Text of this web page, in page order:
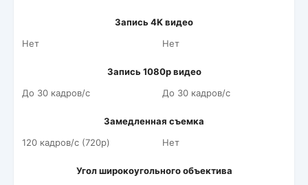
Запись 4K видео
Нет
Нет
Запись 1080p видео
До 30 кадров/c
До 30 кадров/c
Замедленная съемка
120 кадров/c (720p)
Нет
Угол широкоугольного объектива